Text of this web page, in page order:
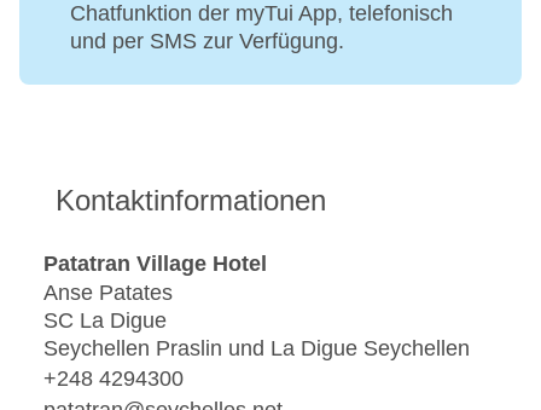
Chatfunktion der myTui App, telefonisch
und per SMS zur Verfügung.
Kontaktinformationen
Patatran Village Hotel
Anse Patates
SC La Digue
Seychellen Praslin und La Digue Seychellen
+248 4294300